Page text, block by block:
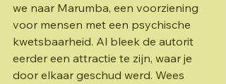
we naar Marumba, een voorziening
voor mensen met een psychische
kwetsbaarheid. Al bleek de autorit
eerder een attractie te zijn, waar je
door elkaar geschud werd. Wees